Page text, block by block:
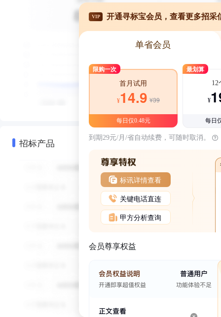
招标产品
VIP 开通寻标宝会员，查看更多招采
单省会员
限购一次
首月试用
¥14.9 ¥39
每日仅0.48元
最划算
12
¥
每日
到期29元/月/省自动续费，可随时取消。
标讯详情查看
关键电话直连
甲方分析查询
会员尊享权益